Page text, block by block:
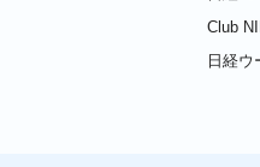
Club
日経ウ